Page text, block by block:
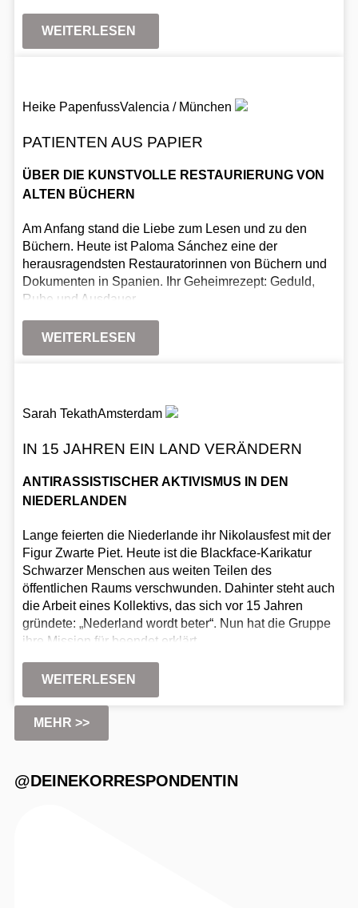
WEITERLESEN
Heike PapenfussValencia / München
PATIENTEN AUS PAPIER
ÜBER DIE KUNSTVOLLE RESTAURIERUNG VON
ALTEN BÜCHERN
Am Anfang stand die Liebe zum Lesen und zu den
Büchern. Heute ist Paloma Sánchez eine der
herausragendsten Restauratorinnen von Büchern und
Dokumenten in Spanien. Ihr Geheimrezept: Geduld,
Ruhe und Ausdauer.
WEITERLESEN
Sarah TekathAmsterdam
IN 15 JAHREN EIN LAND VERÄNDERN
ANTIRASSISTISCHER AKTIVISMUS IN DEN
NIEDERLANDEN
Lange feierten die Niederlande ihr Nikolausfest mit der
Figur Zwarte Piet. Heute ist die Blackface-Karikatur
Schwarzer Menschen aus weiten Teilen des
öffentlichen Raums verschwunden. Dahinter steht auch
die Arbeit eines Kollektivs, das sich vor 15 Jahren
gründete: „Nederland wordt beter“. Nun hat die Gruppe
ihre Mission für beendet erklärt.
WEITERLESEN
MEHR >>
@DEINEKORRESPONDENTIN